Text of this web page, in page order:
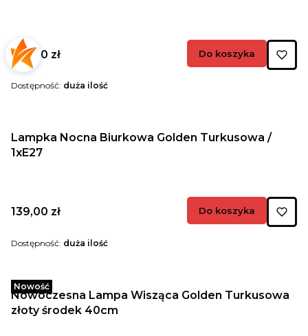
Cena
159,00 zł Do koszyka
Dostępność: duża ilość
Lampka Nocna Biurkowa Golden Turkusowa /
1xE27
Cena
139,00 zł Do koszyka
Dostępność: duża ilość
Nowość
Nowoczesna Lampa Wisząca Golden Turkusowa
złoty środek 40cm